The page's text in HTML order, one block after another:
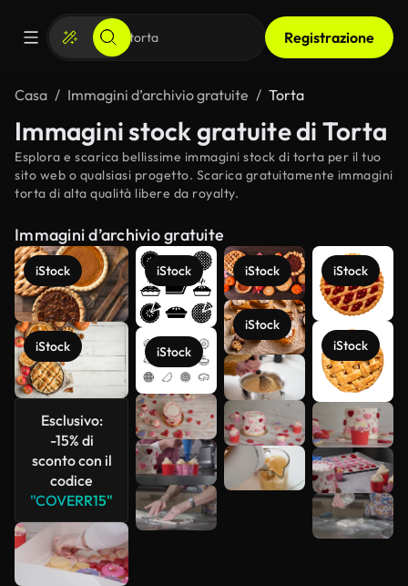
Registrazione
Casa Immagini d’archivio gratuite Torta
Immagini stock gratuite di Torta
Esplora e scarica bellissime immagini stock di torta per il tuo
sito web o qualsiasi progetto. Scarica gratuitamente immagini
torta di alta qualità libere da royalty.
Immagini d’archivio gratuite
iStock
iStock
Esclusivo:
-15% di
sconto con il
codice
"COVERR15"
iStock
iStock
iStock
iStock
iStock
iStock
Scopri di
più